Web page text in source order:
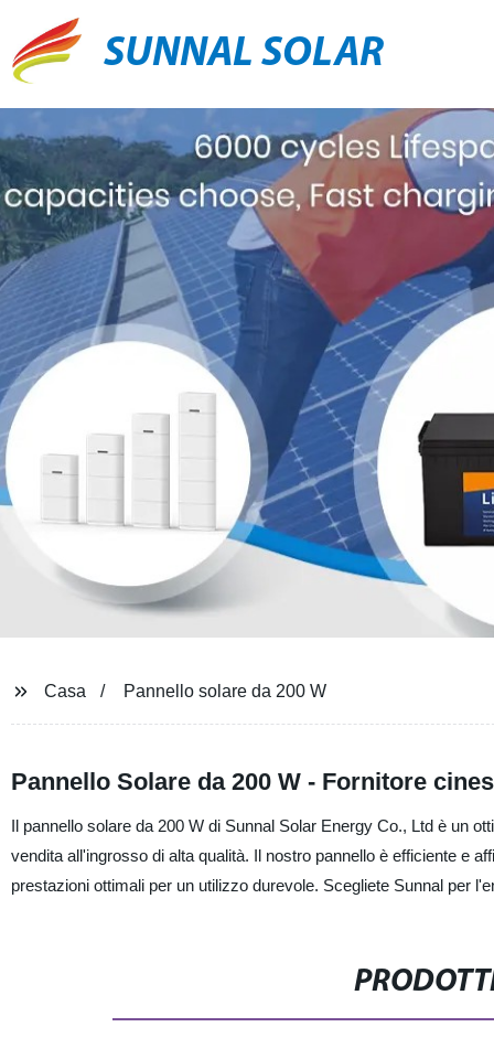
SUNNAL SOLAR
Casa Pannello solare da 200 W
Pannello Solare da 200 W - Fornitore
Il pannello solare da 200 W di Sunnal Solar Energy Co., Ltd è un
vendita all'ingrosso di alta qualità. Il nostro pannello è efficiente e
prestazioni ottimali per un utilizzo durevole. Scegliete Sunnal per